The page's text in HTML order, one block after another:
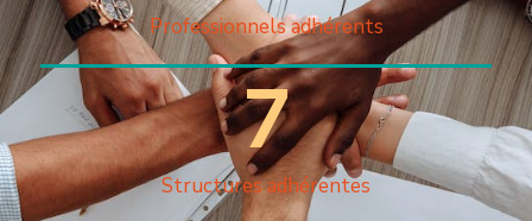
Professionnels adhérents
Structures adhérentes
7